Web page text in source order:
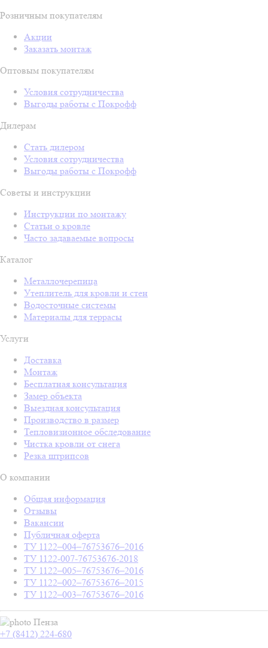
Розничным покупателям
Акции
Заказать монтаж
Оптовым покупателям
Условия сотрудничества
Выгоды работы с Покрофф
Дилерам
Стать дилером
Условия сотрудничества
Выгоды работы с Покрофф
Советы и инструкции
Инструкции по монтажу
Статьи о кровле
Часто задаваемые вопросы
Каталог
Металлочерепица
Утеплитель для кровли и стен
Водосточные системы
Материалы для террасы
Услуги
Доставка
Монтаж
Бесплатная консультация
Замер объекта
Выездная консультация
Производство в размер
Тепловизионное обследование
Чистка кровли от снега
Резка штрипсов
О компании
Общая информация
Отзывы
Вакансии
Публичная оферта
ТУ 1122–004–76753676–2016
ТУ 1122-007-76753676-2018
ТУ 1122–005–76753676–2016
ТУ 1122–002–76753676–2015
ТУ 1122–003–76753676–2016
Пенза
+7 (8412) 224-680